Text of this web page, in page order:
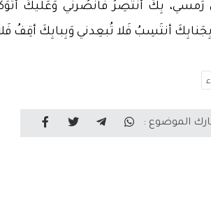
بِكَ أنتَصِرُ فَانصُرني وَعَلَيكَ
أنتَسِبُ فَلا تُبعِدني وَبِبابِكَ أقِفُ
الموضوع :